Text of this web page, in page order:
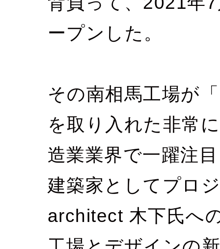
ープンした。
その南相馬工場が
を取り入れた非常
造業業界で一躍注
建築家としてプロ
architect 木下氏へ